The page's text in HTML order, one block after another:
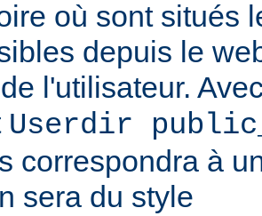
où sont situés
depuis le
l'utilisateur.
Userdir
correspondra à
sera du style